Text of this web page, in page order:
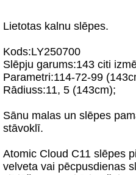
Lietotas kalnu slēpes.
Kods:LY250700
Slēpju garums:143 citi
Parametri:114-72-99
Rādiuss:11, 5 (143cm);
Sānu malas un slēpes
stāvoklī.
Atomic Cloud C11 slēpes
velveta vai pēcpusdienas